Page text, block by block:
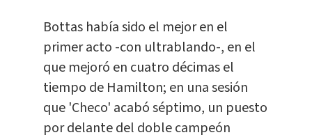
Bottas había sido el mejor en el
primer acto -con ultrablando-, en el
que mejoró en cuatro décimas el
tiempo de Hamilton; en una sesión
que 'Checo' acabó séptimo, un puesto
por delante del doble campeón